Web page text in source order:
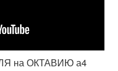
на ОКТАВИЮ а4